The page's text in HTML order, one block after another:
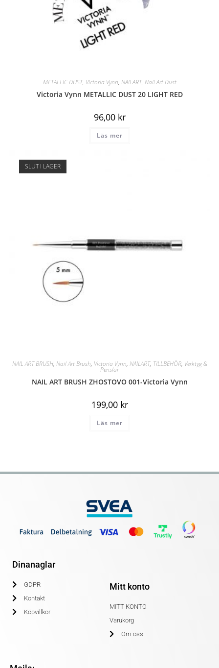
METALLIC DUST, Victoria Vynn, NAILART, Nail Art Dust
Victoria Vynn METALLIC DUST 20 LIGHT RED
96,00 kr
Läs mer
SLUT I LAGER
NAIL ART BRUSH, Nail Art Brush, Victoria Vynn, NAILART, TILLBEHÖR, Verktyg &
Penslar
NAIL ART BRUSH ZHOSTOVO 001-Victoria Vynn
199,00 kr
Läs mer
Dinanaglar
GDPR
Kontakt
Köpvillkor
Mitt konto
MITT KONTO
Varukorg
Om oss